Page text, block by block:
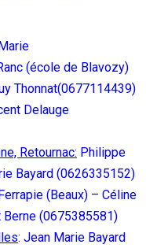
(école de Blavozy)
Thonnat(0677114439)
Delauge
Retournac: Philippe
Bayard (0626335152)
(Beaux) – Céline
Berne (0675385581)
: Jean Marie Bayard